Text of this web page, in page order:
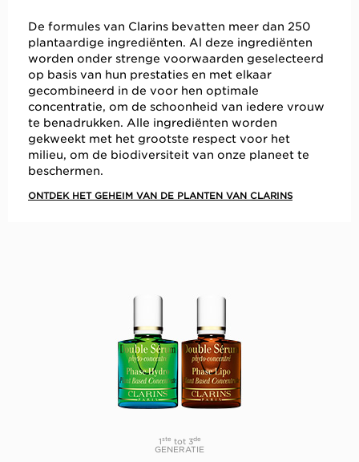
De formules van Clarins bevatten meer dan 250
plantaardige ingrediënten. Al deze ingrediënten
worden onder strenge voorwaarden geselecteerd
op basis van hun prestaties en met elkaar
gecombineerd in de voor hen optimale
concentratie, om de schoonheid van iedere vrouw
te benadrukken. Alle ingrediënten worden
gekweekt met het grootste respect voor het
milieu, om de biodiversiteit van onze planeet te
beschermen.
ONTDEK HET GEHEIM VAN DE PLANTEN VAN CLARINS
1ste tot 3de
GENERATIE